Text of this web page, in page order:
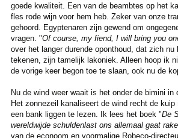
goede kwaliteit. Een van de beambtes op het
fles rode wijn voor hem heb. Zeker van onze
gehoord. Egyptenaren zijn gewend om
vragen. "Of course, my fiend, I will bring you
over het langer durende oponthoud, dat zich nu
tekenen, zijn tamelijk lakoniek. Alleen hoop ik
de vorige keer begon toe te slaan, ook nu de
Nu de wind weer waait is het onder de bimini in
Het zonnezeil kanaliseert de wind recht de kuip
een bank liggen te lezen. Ik lees het boek "De
wereldwijde schuldenlast ons allemaal gaat
van de econoom en voormalige Robeco-